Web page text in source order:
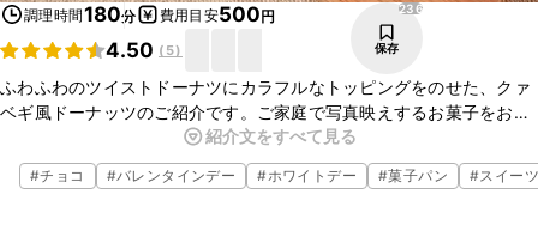
調理時間180分 費用目安500円
4.50 ( 5)
236
保存
ふわふわのツイストドーナツにカラフルなトッピングをのせた、クァ
ベギ風ドーナッツのご紹介です。ご家庭で写真映えするお菓子をお作
りいただけますよ。ぜひ作ってみてくださいね。
紹介文をすべて見る
#チョコ #バレンタインデー #ホワイトデー #菓子パン #スイー